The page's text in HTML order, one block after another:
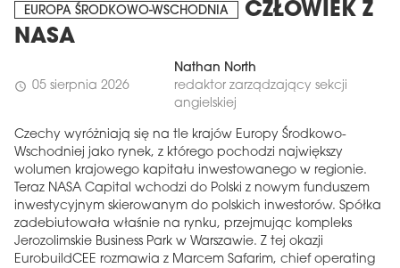
EUROPA ŚRODKOWO-WSCHODNIA
CZŁOWIEK Z
NASA
schedule 05 sierpnia 2026
Nathan North
redaktor zarządzający sekcji
angielskiej
Czechy wyróżniają się na tle krajów Europy Środkowo-
Wschodniej jako rynek, z którego pochodzi największy
wolumen krajowego kapitału inwestowanego w regionie.
Teraz NASA Capital wchodzi do Polski z nowym funduszem
inwestycyjnym skierowanym do polskich inwestorów. Spółka
zadebiutowała właśnie na rynku, przejmując kompleks
Jerozolimskie Business Park w Warszawie. Z tej okazji
EurobuildCEE rozmawia z Marcem Safarim, chief operating